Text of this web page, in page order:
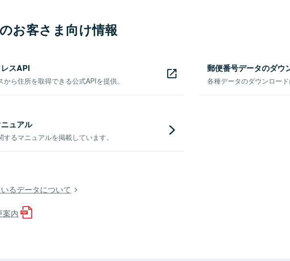
お客さま向け情報
スAPI
ら住所を取得できる公式APIを提供。
郵便番号データのダウ
各種データのダウンロー
ュアル
るマニュアルを掲載しています。
るデータについて
案内